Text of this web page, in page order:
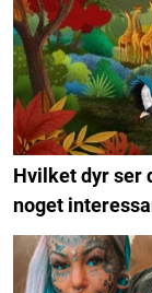
Hvilket dyr ser
noget